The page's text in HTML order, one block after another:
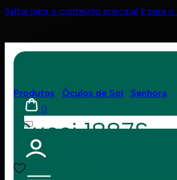
Saltar para o conteúdo principal Ir para
0
Produtos Óculos de Sol Senhora
Gucci 1887S